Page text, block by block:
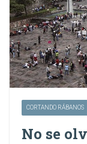
CORTANDO RÁBANOS
No se